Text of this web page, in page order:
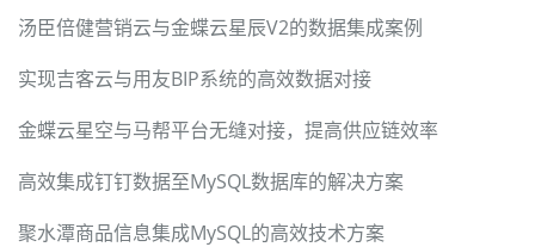
汤臣倍健营销云与金蝶云星辰V2的数据集成案例
实现吉客云与用友BIP系统的高效数据对接
金蝶云星空与马帮平台无缝对接，提高供应链效率
高效集成钉钉数据至MySQL数据库的解决方案
聚水潭商品信息集成MySQL的高效技术方案